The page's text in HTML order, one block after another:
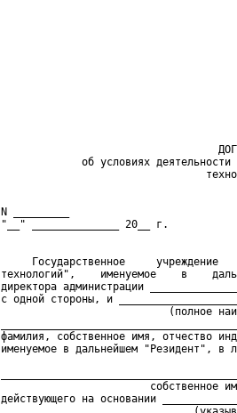
об условиях деятельности
N _________
Государственное     учреждение
технологий",    именуемое    в
директора администрации
с одной стороны, и
(полное
фамилия, собственное имя, отчество
именуемое в дальнейшем "Резидент", в
собственное
действующего на основании